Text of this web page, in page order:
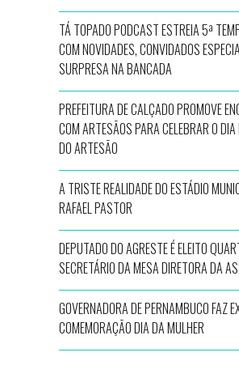
TÁ TOPADO PODCAST ESTREIA 5ª
COM NOVIDADES, CONVIDADOS
SURPRESA NA BANCADA
PREFEITURA DE CALÇADO PROMOVE
COM ARTESÃOS PARA CELEBRAR O
DO ARTESÃO
A TRISTE REALIDADE DO ESTÁDIO
RAFAEL PASTOR
DEPUTADO DO AGRESTE É ELEITO
SECRETÁRIO DA MESA DIRETORA DA
GOVERNADORA DE PERNAMBUCO FAZ
COMEMORAÇÃO DIA DA MULHER